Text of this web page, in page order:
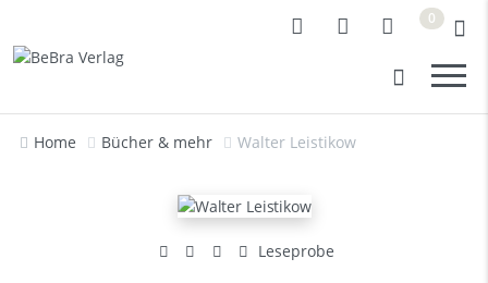
0
Home Bücher & mehr Walter Leistikow
Leseprobe